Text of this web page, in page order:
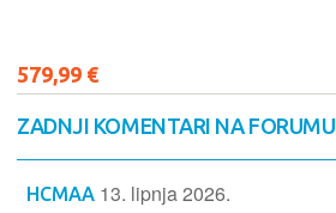
579,99 €
ZADNJI KOMENTARI NA FORUMU
HCMAA 13. lipnja 2026.